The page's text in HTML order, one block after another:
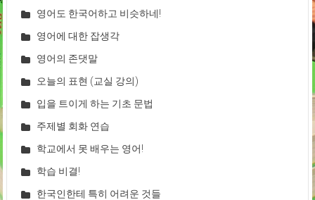
영어도 한국어하고 비슷하네!
영어에 대한 잡생각
영어의 존댓말
오늘의 표현 (교실 강의)
입을 트이게 하는 기초 문법
주제별 회화 연습
학교에서 못 배우는 영어!
학습 비결!
한국인한테 특히 어려운 것들